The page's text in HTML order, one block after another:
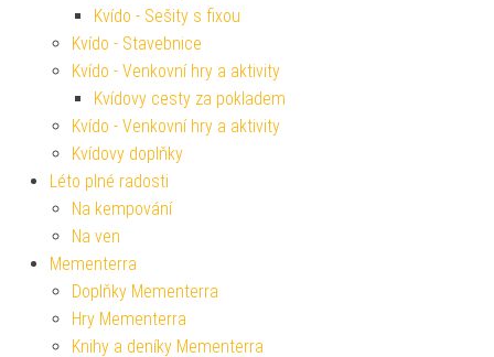
Kvído - Sešity s fixou
Kvído - Stavebnice
Kvído - Venkovní hry a aktivity
Kvídovy cesty za pokladem
Kvído - Venkovní hry a aktivity
Kvídovy doplňky
Léto plné radosti
Na kempování
Na ven
Mementerra
Doplňky Mementerra
Hry Mementerra
Knihy a deníky Mementerra